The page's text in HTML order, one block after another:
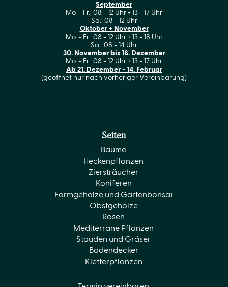
September
Mo. - Fr.: 08 - 12 Uhr + 13 - 17 Uhr
Sa.: 08 - 12 Uhr
Oktober + November
Mo. - Fr.: 08 - 12 Uhr + 13 - 18 Uhr
Sa.: 08 - 14 Uhr
30. November bis 18. Dezember
Mo. - Fr.: 08 - 12 Uhr + 13 - 17 Uhr
Ab 21. Dezember - 14. Februar
(geöffnet nur nach vorheriger Vereinbarung)
Seiten
Bäume
Heckenpflanzen
Ziersträucher
Koniferen
Formgehölze und Gartenbonsai
Obstgehölze
Rosen
Mediterrane Pflanzen
Stauden und Gräser
Bodendecker
Kletterpflanzen